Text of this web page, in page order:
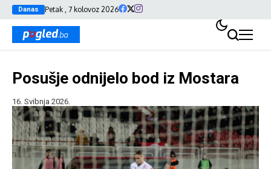
Danas Petak , 7 kolovoz 2026
Posušje odnijelo bod iz Mostara
16. Svibnja 2026.